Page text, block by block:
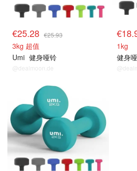
€25.28 €25.93
3kg 超值
Umi 健身哑铃
@dealmoon.de
1kg
健身